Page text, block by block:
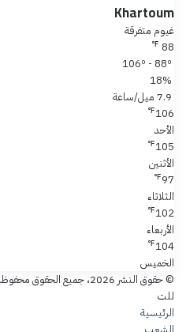
Khartoum
غيوم متفرقة
88
℉
18%
7.9 ميل/ساعة
106
℉
الأحد
105
℉
الأثنين
97
℉
الثلاثاء
102
℉
الأربعاء
104
℉
الخميس
© حقوق النشر 2026، جميع الحقوق محفوظة |
للت
الرئيسية